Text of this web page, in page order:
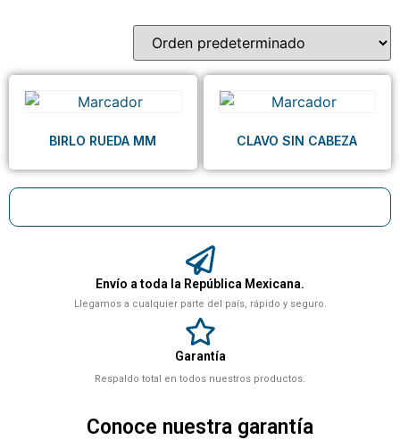
Envío a toda la República Mexicana.
Llegamos a cualquier parte del país, rápido y seguro.
Garantía
Respaldo total en todos nuestros productos.
Conoce nuestra garantía
BIRLO RUEDA MM CLAVO SIN CABEZA